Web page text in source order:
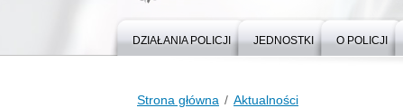
DZIAŁANIA POLICJI JEDNOSTKI O POLICJI
Strona główna Aktualności